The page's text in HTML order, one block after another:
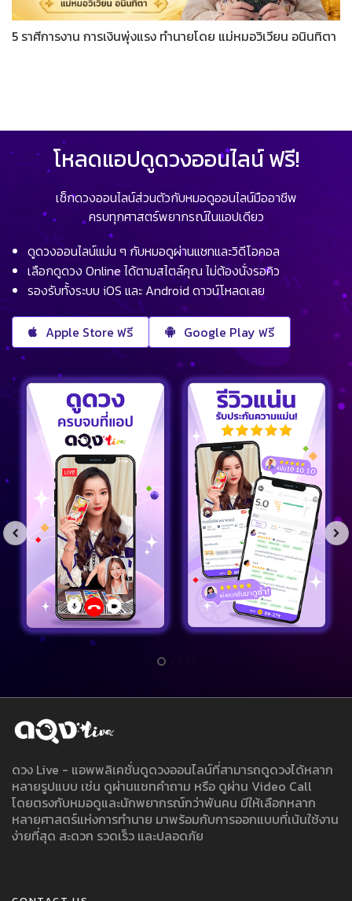
5 ราศีการงาน การเงินพุ่งแรง ทำนายโดย แม่หมอวิเวียน อนินทิตา
โหลดแอปดูดวงออนไลน์ ฟรี!
เช็กดวงออนไลน์ส่วนตัวกับหมอดูออนไลน์มืออาชีพ
ครบทุกศาสตร์พยากรณ์ในแอปเดียว
ดูดวงออนไลน์แม่น ๆ กับหมอดูผ่านแชทและวิดีโอคอล
เลือกดูดวง Online ได้ตามสไตล์คุณ ไม่ต้องนั่งรอคิว
รองรับทั้งระบบ iOS และ Android ดาวน์โหลดเลย
Apple Store ฟรี Google Play ฟรี
ดวง Live - แอพพลิเคชั่นดูดวงออนไลน์ที่สามารถดูดวงได้หลาก
หลายรูปแบบ เช่น ดูผ่านแชทคำถาม หรือ ดูผ่าน Video Call
โดยตรงกับหมอดูและนักพยากรณ์กว่าพันคน มีให้เลือกหลาก
หลายศาสตร์แห่งการทำนาย มาพร้อมกับการออกแบบที่เน้นใช้งาน
ง่ายที่สุด สะดวก รวดเร็ว และปลอดภัย